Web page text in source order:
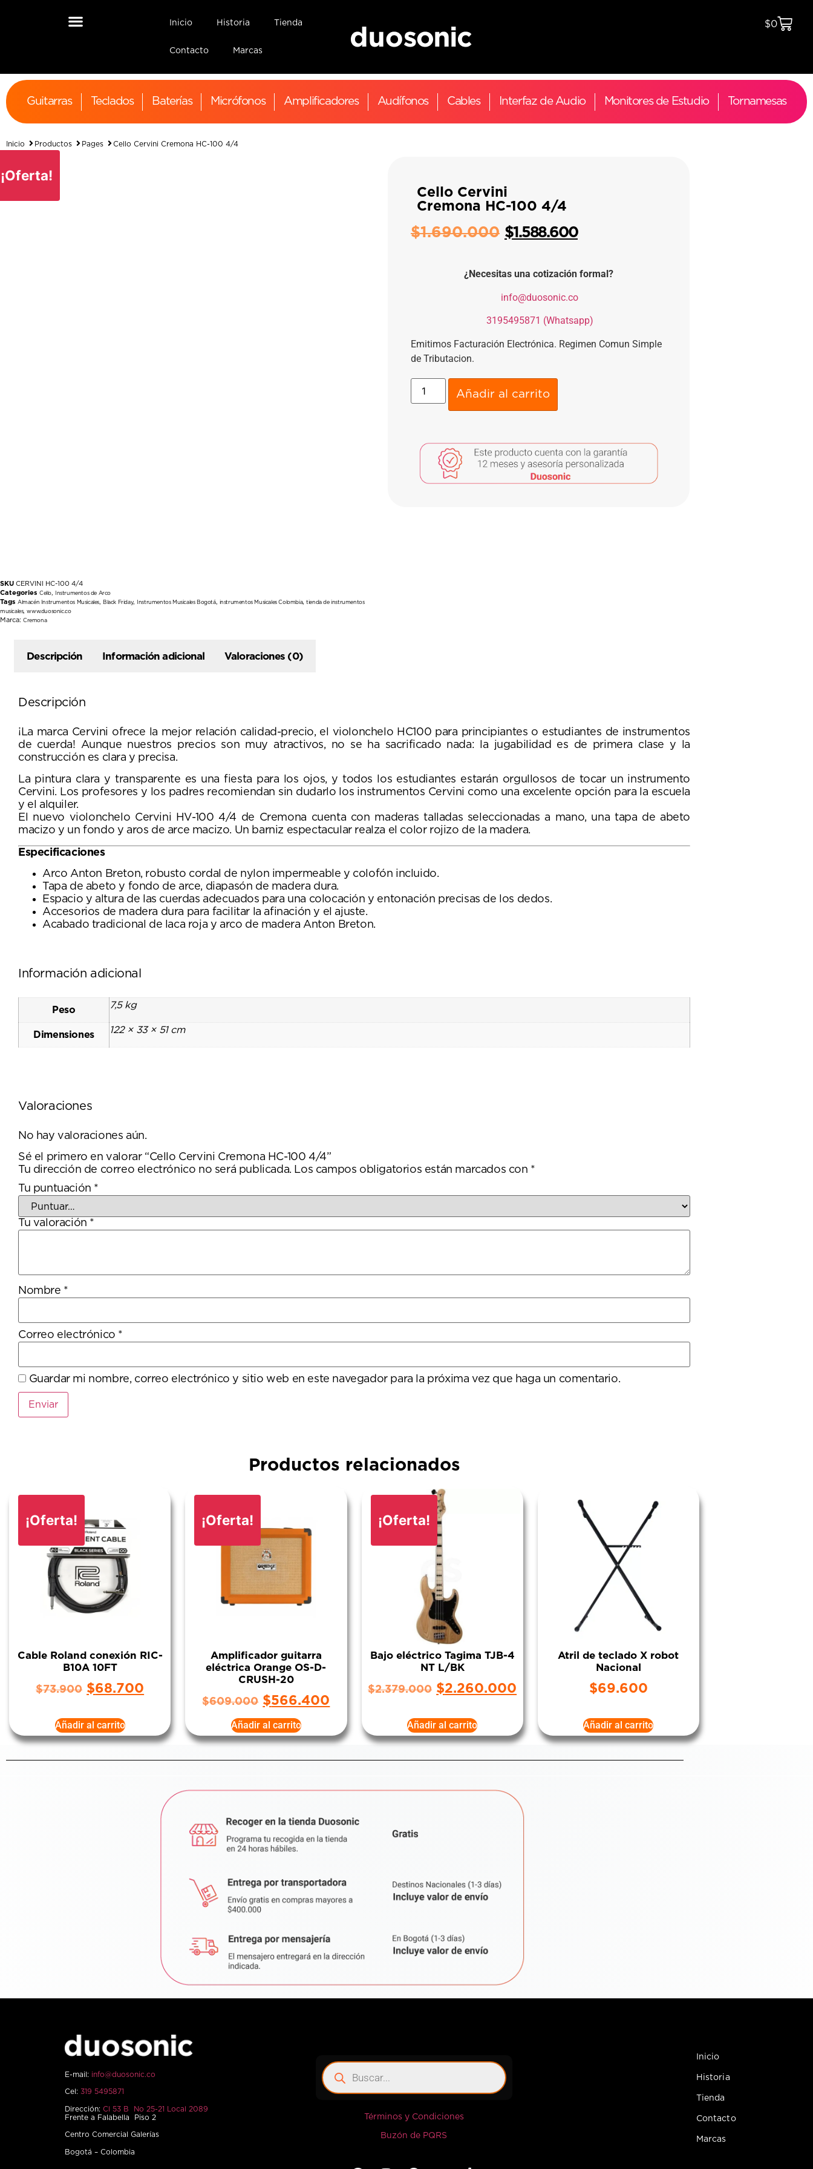
Inicio Historia Tienda
Contacto Marcas
$0
Guitarras Teclados Baterías Micrófonos Amplificadores Audífonos Cables Interfaz de Audio Monitores de Estudio Tornamesas
Inicio Productos Pages Cello Cervini Cremona HC-100 4/4
¡Oferta!
SKU CERVINI HC-100 4/4
Categories Cello, Instrumentos de Arco
Tags Almacén Instrumentos Musicales, Black Friday, Instrumentos Musicales Bogotá, instrumentos Musicales Colombia,tienda de instrumentos
musicales,www.duosonic.co
Marca: Cremona
Cello Cervini
Cremona HC-100 4/4
$1.690.000 $1.588.600
¿Necesitas una cotización formal?
info@duosonic.co
3195495871 (Whatsapp)
Emitimos Facturación Electrónica. Regimen Comun Simple
de Tributacion.
Añadir al carrito
Descripción Información adicional Valoraciones (0)
Descripción
¡La marca Cervini ofrece la mejor relación calidad-precio, el violonchelo HC100 para principiantes o estudiantes de instrumentos
de cuerda! Aunque nuestros precios son muy atractivos, no se ha sacrificado nada: la jugabilidad es de primera clase y la
construcción es clara y precisa.
La pintura clara y transparente es una fiesta para los ojos, y todos los estudiantes estarán orgullosos de tocar un instrumento
Cervini. Los profesores y los padres recomiendan sin dudarlo los instrumentos Cervini como una excelente opción para la escuela
y el alquiler.
El nuevo violonchelo Cervini HV-100 4/4 de Cremona cuenta con maderas talladas seleccionadas a mano, una tapa de abeto
macizo y un fondo y aros de arce macizo. Un barniz espectacular realza el color rojizo de la madera.
Especificaciones
Arco Anton Breton, robusto cordal de nylon impermeable y colofón incluido.
Tapa de abeto y fondo de arce, diapasón de madera dura.
Espacio y altura de las cuerdas adecuados para una colocación y entonación precisas de los dedos.
Accesorios de madera dura para facilitar la afinación y el ajuste.
Acabado tradicional de laca roja y arco de madera Anton Breton.
Información adicional
Peso 7,5 kg
Dimensiones 122 × 33 × 51 cm
Valoraciones
No hay valoraciones aún.
Sé el primero en valorar “Cello Cervini Cremona HC-100 4/4”
Tu dirección de correo electrónico no será publicada. Los campos obligatorios están marcados con *
Tu puntuación *
Tu valoración *
Nombre *
Correo electrónico *
Guardar mi nombre, correo electrónico y sitio web en este navegador para la próxima vez que haga un comentario.
Productos relacionados
¡Oferta!
Cable Roland conexión RIC-
B10A 10FT
$73.900 $68.700
Añadir al carrito
¡Oferta!
Amplificador guitarra
eléctrica Orange OS-D-
CRUSH-20
$609.000 $566.400
Añadir al carrito
¡Oferta!
Bajo eléctrico Tagima TJB-4
NT L/BK
$2.379.000 $2.260.000
Añadir al carrito
Atril de teclado X robot
Nacional
$69.600
Añadir al carrito
E-mail: info@duosonic.co
Cel: 319 5495871
Dirección: Cl 53 B No 25-21 Local 2089
Frente a Falabella Piso 2
Centro Comercial Galerías
Bogotá – Colombia
Términos y Condiciones
Buzón de PQRS
Inicio
Historia
Tienda
Contacto
Marcas